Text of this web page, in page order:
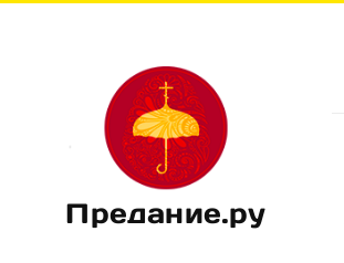
Предание.ру